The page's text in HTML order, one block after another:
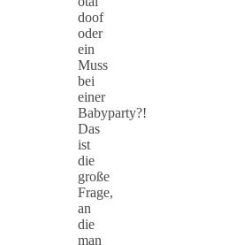
doof
oder
ein
Muss
bei
einer
Babyparty?!
Das
ist
die
große
Frage,
an
die
man